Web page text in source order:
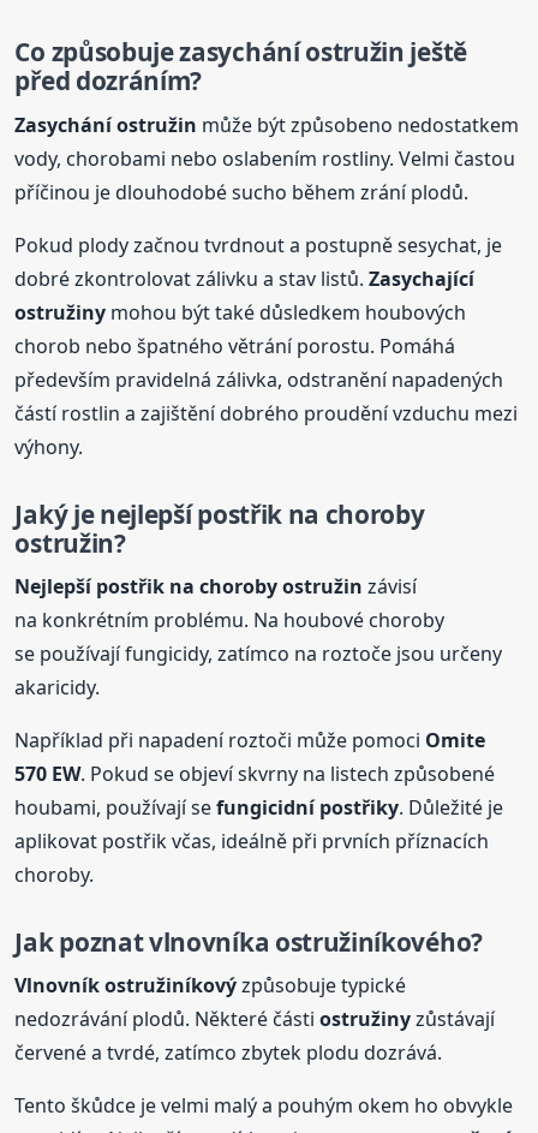
Co způsobuje zasychání ostružin ještě
před dozráním?
Zasychání ostružin může být způsobeno nedostatkem
vody, chorobami nebo oslabením rostliny. Velmi častou
příčinou je dlouhodobé sucho během zrání plodů.
Pokud plody začnou tvrdnout a postupně sesychat, je
dobré zkontrolovat zálivku a stav listů.Zasychající
ostružiny mohou být také důsledkem houbových
chorob nebo špatného větrání porostu. Pomáhá
především pravidelná zálivka, odstranění napadených
částí rostlin a zajištění dobrého proudění vzduchu mezi
výhony.
Jaký je nejlepší postřik na choroby
ostružin?
Nejlepší postřik na chorobyostružin závisí
na konkrétním problému. Na houbové choroby
se používají fungicidy, zatímco na roztoče jsou určeny
akaricidy.
Například při napadení roztoči může pomoci Omite
570 EW. Pokud se objeví skvrny na listech způsobené
houbami, používají sefungicidní postřiky. Důležité je
aplikovat postřik včas, ideálně při prvních příznacích
choroby.
Jak poznat vlnovníka ostružiníkového?
Vlnovník ostružiníkovýzpůsobuje typické
nedozrávání plodů. Některé částiostružinyzůstávají
červené a tvrdé, zatímco zbytek plodu dozrává.
Tento škůdce je velmi malý a pouhým okem ho obvykle